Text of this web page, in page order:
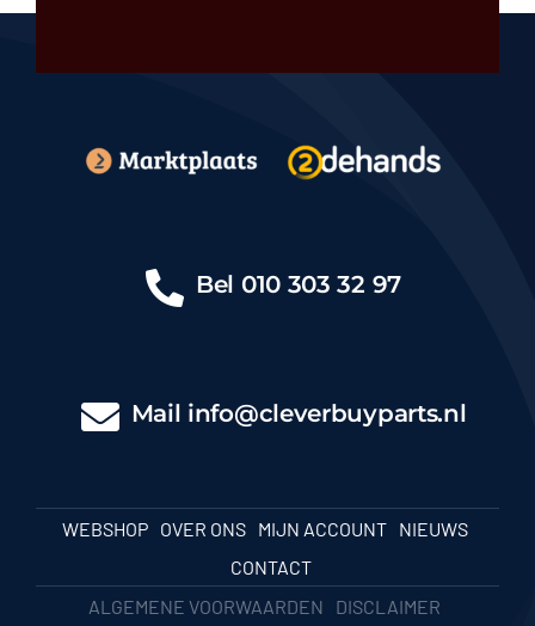
Bel 010 303 32 97
Mail info@cleverbuyparts.nl
WEBSHOP OVER ONS MIJN ACCOUNT
NIEUWS
CONTACT
ALGEMENE VOORWAARDEN
DISCLAIMER